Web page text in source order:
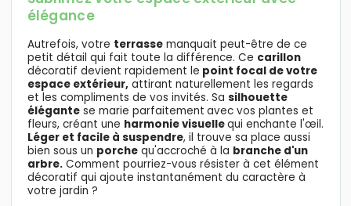
élégance
Autrefois, votre terrassemanquait peut-être de ce
petit détail qui fait toute la différence. Ce carillon
décoratif devient rapidement le point focal de votre
espace extérieur,attirant naturellement les regards
et les compliments de vos invités. Sa silhouette
élégantese marie parfaitement avec vos plantes et
fleurs, créant une harmonie visuellequi enchante l'œil.
Léger et facile à suspendre, il trouve sa place aussi
bien sous un porchequ'accroché à la branche d'un
arbre.Comment pourriez-vous résister à cet élément
décoratif qui ajoute instantanément du caractère à
votre jardin ?